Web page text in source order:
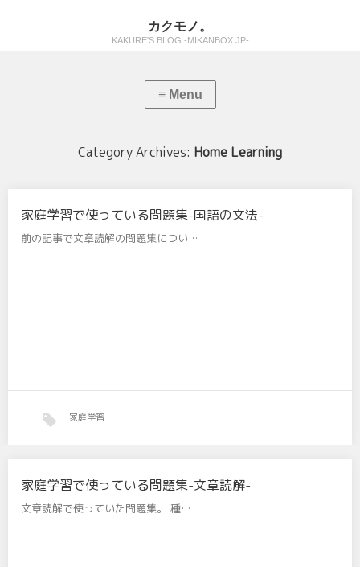
カクモノ。
::: KAKURE'S BLOG -MIKANBOX.JP- :::
Category Archives: Home Learning
家庭学習で使っている問題集-国語の文法-
前の記事で文章読解の問題集につい…
家庭学習
家庭学習で使っている問題集-文章読解-
文章読解で使っていた問題集。 種…